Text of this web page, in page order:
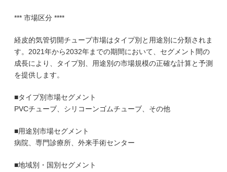
*** 市場区分 ****
経皮的気管切開チューブ市場はタイプ別と用途別に分類されま
す。2021年から2032年までの期間において、セグメント間の
成長により、タイプ別、用途別の市場規模の正確な計算と予測
を提供します。
■タイプ別市場セグメント
PVCチューブ、シリコーンゴムチューブ、その他
■用途別市場セグメント
病院、専門診療所、外来手術センター
■地域別・国別セグメント